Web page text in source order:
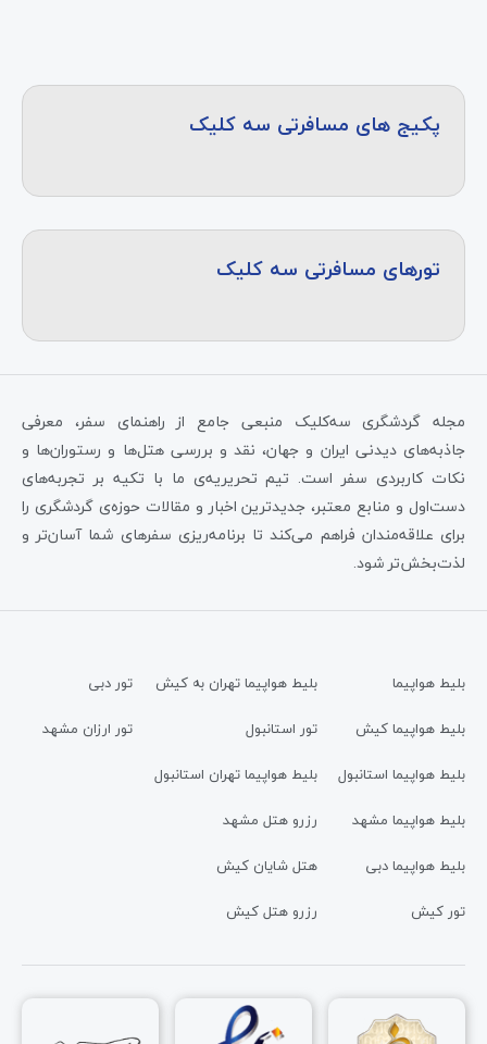
پکیج های مسافرتی سه کلیک
تورهای مسافرتی سه کلیک
مجله گردشگری سه‌کلیک منبعی جامع از راهنمای سفر، معرفی
جاذبه‌های دیدنی ایران و جهان، نقد و بررسی هتل‌ها و رستوران‌ها و
نکات کاربردی سفر است. تیم تحریریه‌ی ما با تکیه بر تجربه‌های
دست‌اول و منابع معتبر، جدیدترین اخبار و مقالات حوزه‌ی گردشگری را
برای علاقه‌مندان فراهم می‌کند تا برنامه‌ریزی سفرهای شما آسان‌تر و
لذت‌بخش‌تر شود.
بلیط هواپیما
بلیط هواپیما کیش
بلیط هواپیما استانبول
بلیط هواپیما مشهد
بلیط هواپیما دبی
تور کیش
بلیط هواپیما تهران به کیش
تور استانبول
بلیط هواپیما تهران استانبول
رزرو هتل مشهد
هتل شایان کیش
رزرو هتل کیش
تور دبی
تور ارزان مشهد